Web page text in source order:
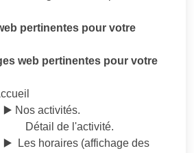
pertinentes pour votre
web pertinentes pour votre
▶️ Nos activités.
Détail de l'activité.
▶️ Les horaires (affichage des